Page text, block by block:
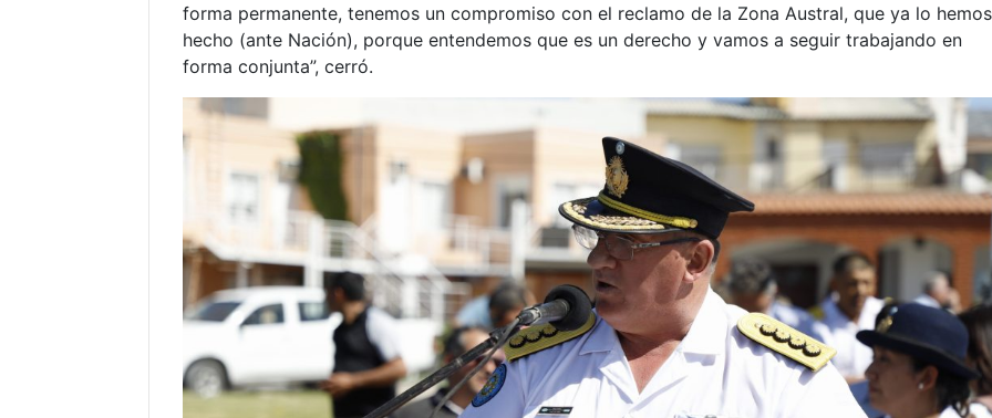
forma permanente, tenemos un compromiso con el reclamo de la Zona Austral, que ya lo hemos
hecho (ante Nación), porque entendemos que es un derecho y vamos a seguir trabajando en
forma conjunta”, cerró.